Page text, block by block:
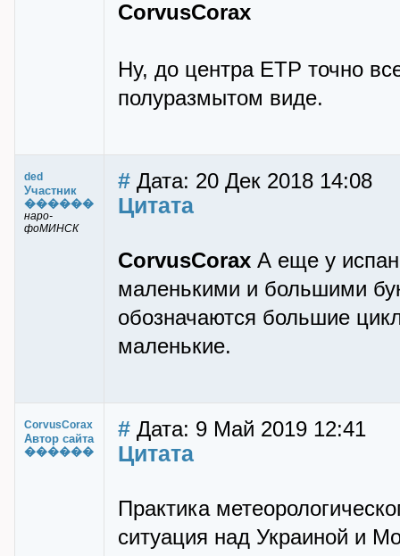
CorvusCorax
Ну, до центра ЕТР точно
полуразмытом виде.
ded
Участник
������
наро-
фоМИНСК
# Дата: 20 Дек 2018 14:08
Цитата
CorvusCorax А еще у
маленькими и большими
обозначаются большие
маленькие.
CorvusCorax
Автор сайта
������
# Дата: 9 Май 2019 12:41
Цитата
Практика
ситуация над Украиной и